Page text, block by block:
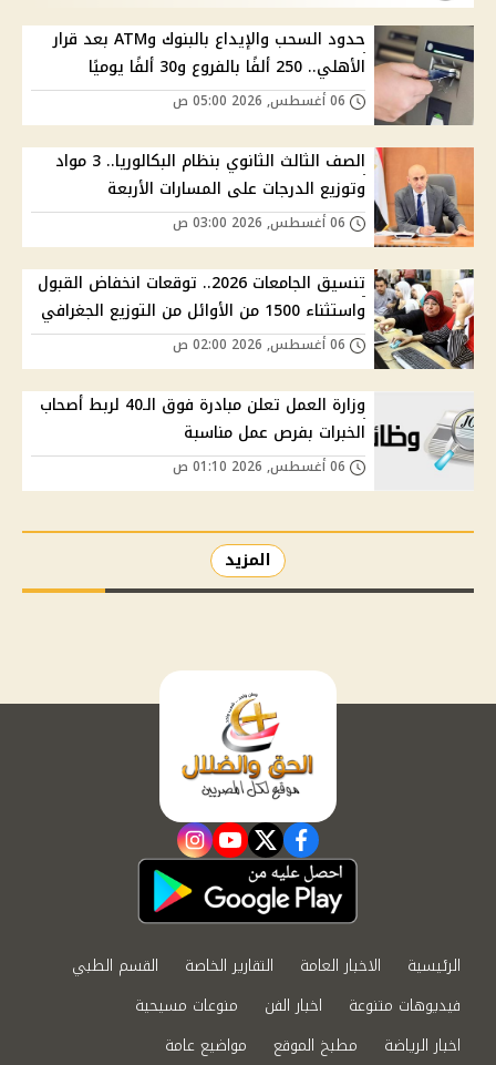
حدود السحب والإيداع بالبنوك وATM بعد قرار
الأهلي.. 250 ألفًا بالفروع و30 ألفًا يوميًا
الصف الثالث الثانوي بنظام البكالوريا.. 3 مواد
وتوزيع الدرجات على المسارات الأربعة
تنسيق الجامعات 2026.. توقعات انخفاض القبول
واستثناء 1500 من الأوائل من التوزيع الجغرافي
وزارة العمل تعلن مبادرة فوق الـ40 لربط أصحاب
الخبرات بفرص عمل مناسبة
المزيد
facebook
twitter
youtube
instagram
الرئيسية الاخبار العامة التقارير الخاصة
القسم الطبي
فيديوهات متنوعة
اخبار الفن
منوعات مسيحية
اخبار الرياضة
مطبخ الموقع مواضيع عامة